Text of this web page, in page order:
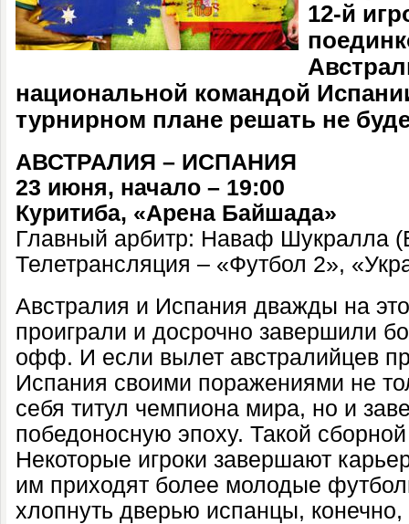
12-й
национальной командой
турнирном плане решать не
АВСТРАЛИЯ – ИСПАНИЯ
23 июня, начало – 19:00
Куритиба, «Арена Байшада»
Главный арбитр: Наваф Шукралла
Телетрансляция – «Футбол 2»,
Австралия и Испания дважды на
проиграли и досрочно завершили
офф. И если вылет австралийцев
Испания своими поражениями не
себя титул чемпиона мира, но и
победоносную эпоху. Такой
Некоторые игроки завершают
им приходят более молодые
хлопнуть дверью испанцы, конечно,